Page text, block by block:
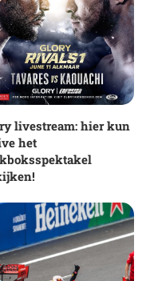
livestream: hier kun
het